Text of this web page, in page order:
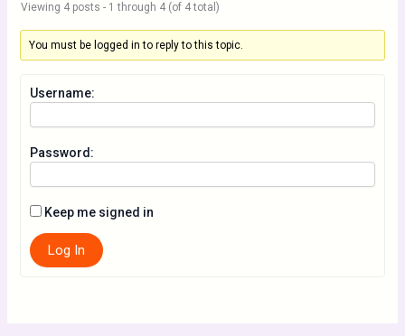
Viewing 4 posts - 1 through 4 (of 4 total)
You must be logged in to reply to this topic.
Username:
Password:
Keep me signed in
Log In